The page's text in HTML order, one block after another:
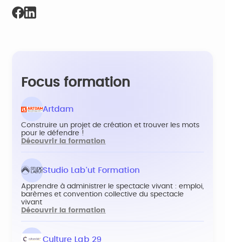
Focus formation
Artdam
Construire un projet de création et trouver les mots
pour le défendre !
Découvrir la formation
Studio Lab'ut Formation
Apprendre à administrer le spectacle vivant : emploi,
barèmes et convention collective du spectacle
vivant
Découvrir la formation
Culture Lab 29